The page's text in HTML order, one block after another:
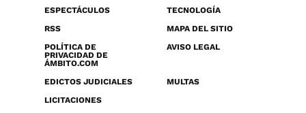
ESPECTÁCULOS
TECNOLOGÍA
RSS
MAPA DEL SITIO
POLÍTICA DE
PRIVACIDAD DE
ÁMBITO.COM
AVISO LEGAL
EDICTOS JUDICIALES
MULTAS
LICITACIONES